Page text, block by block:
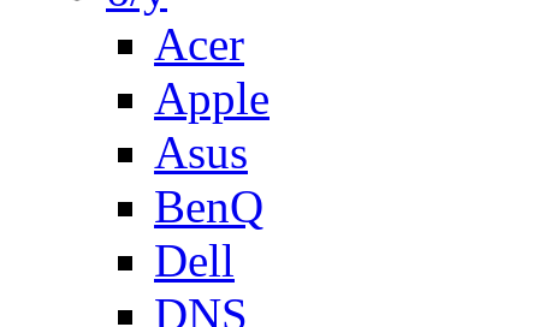
Acer
Apple
Asus
BenQ
Dell
DNS